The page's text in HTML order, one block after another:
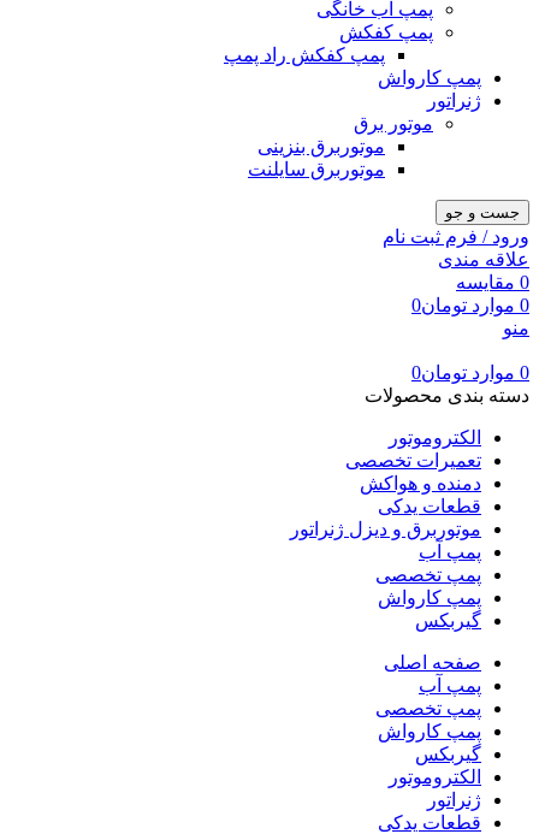
پمپ آب خانگی
پمپ کفکش
پمپ کفکش راد پمپ
پمپ کارواش
ژنراتور
موتور برق
موتوربرق بنزینی
موتوربرق سایلنت
جست و جو
ورود / فرم ثبت نام
علاقه مندی
0 مقایسه
0 موارد تومان0
منو
0 موارد تومان0
دسته بندی محصولات
الکتروموتور
تعمیرات تخصصی
دمنده و هواکش
قطعات یدکی
موتوربرق و دیزل ژنراتور
پمپ آب
پمپ تخصصی
پمپ کارواش
گیربکس
صفحه اصلی
پمپ آب
پمپ تخصصی
پمپ کارواش
گیربکس
الکتروموتور
ژنراتور
قطعات یدکی